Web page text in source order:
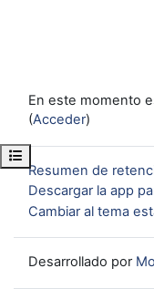
Abrir índice del curso
En este momento
(Acceder)
Resumen de
Descargar la app
Cambiar al tema
Desarrollado por